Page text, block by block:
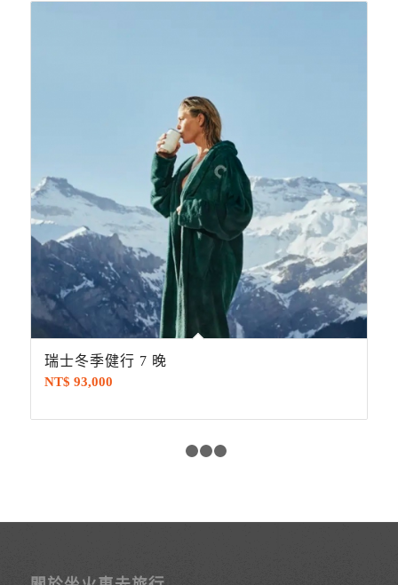
瑞士冬季健行 7 晚
NT$ 93,000